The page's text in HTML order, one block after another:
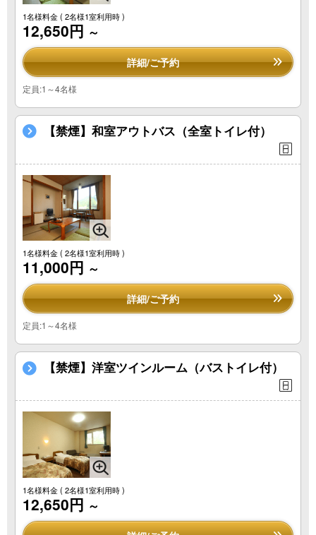
1名様料金( 2名様1室利用時 )
12,650円 ～
詳細/ご予約
定員:1～4名様
【禁煙】和室アウトバス（全室トイレ付）
1名様料金( 2名様1室利用時 )
11,000円 ～
詳細/ご予約
定員:1～4名様
【禁煙】洋室ツインルーム（バストイレ付）
1名様料金( 2名様1室利用時 )
12,650円 ～